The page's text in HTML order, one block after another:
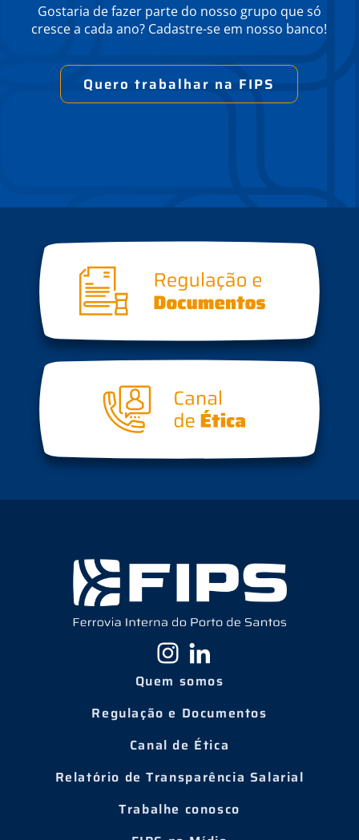
Gostaria de fazer parte do nosso grupo que só
cresce a cada ano? Cadastre-se em nosso banco!
Quero trabalhar na FIPS
Quem somos
Regulação e Documentos
Canal de Ética
Relatório de Transparência Salarial
Trabalhe conosco